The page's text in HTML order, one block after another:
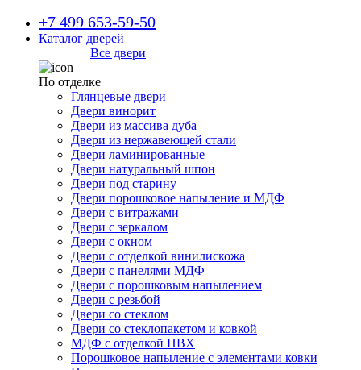
+7 499 653-59-50
Каталог дверей
Все двери
По отделке
Глянцевые двери
Двери винорит
Двери из массива дуба
Двери из нержавеющей стали
Двери ламинированные
Двери натуральный шпон
Двери под старину
Двери порошковое напыление и МДФ
Двери с витражами
Двери с зеркалом
Двери с окном
Двери с отделкой винилискожа
Двери с панелями МДФ
Двери с порошковым напылением
Двери с резьбой
Двери со стеклом
Двери со стеклопакетом и ковкой
МДФ с отделкой ПВХ
Порошковое напыление с элементами ковки